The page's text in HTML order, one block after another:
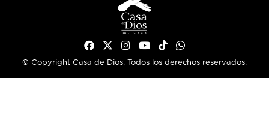
© Copyright Casa de Dios. Todos los derechos reservados.